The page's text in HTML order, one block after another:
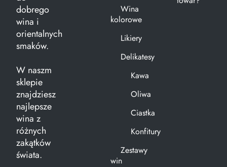
dobrego
wina i
orientalnych
smaków.
W naszm
sklepie
znajdziesz
najlepsze
wina z
różnych
zakątków
świata.
Wina
kolorowe
Likiery
Delikatesy
Kawa
Oliwa
Ciastka
Konfitury
Zestawy
win